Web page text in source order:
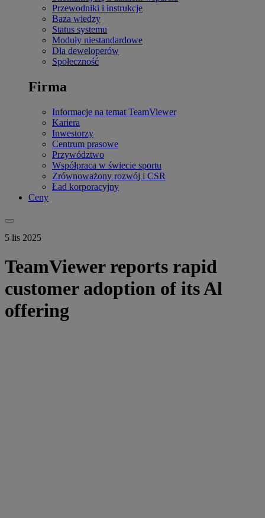
Przewodniki i instrukcje
Baza wiedzy
Status systemu
Moduły niestandardowe
Dla deweloperów
Społeczność
Firma
Informacje na temat TeamViewer
Kariera
Inwestorzy
Centrum prasowe
Przywództwo
Współpraca w świecie sportu
Zrównoważony rozwój i CSR
Ład korporacyjny
Ceny
5 lis 2025
TeamViewer reports rapid
customer adoption of its Al
offering